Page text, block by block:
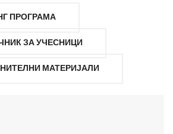
ПРОГРАМА
ЗА УЧЕСНИЦИ
МАТЕРИЈАЛИ